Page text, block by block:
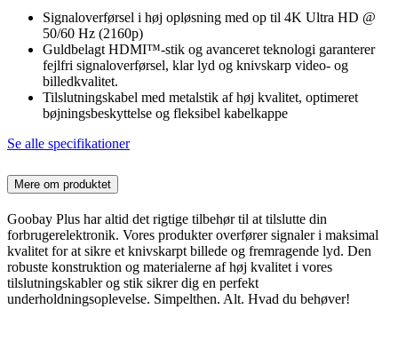
Signaloverførsel i høj opløsning med op til 4K Ultra HD @
50/60 Hz (2160p)
Guldbelagt HDMI™-stik og avanceret teknologi garanterer
fejlfri signaloverførsel, klar lyd og knivskarp video- og
billedkvalitet.
Tilslutningskabel med metalstik af høj kvalitet, optimeret
bøjningsbeskyttelse og fleksibel kabelkappe
Se alle specifikationer
Mere om produktet
Goobay Plus har altid det rigtige tilbehør til at tilslutte din
forbrugerelektronik. Vores produkter overfører signaler i maksimal
kvalitet for at sikre et knivskarpt billede og fremragende lyd. Den
robuste konstruktion og materialerne af høj kvalitet i vores
tilslutningskabler og stik sikrer dig en perfekt
underholdningsoplevelse. Simpelthen. Alt. Hvad du behøver!